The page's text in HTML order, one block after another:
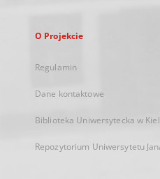
O Projekcie
Regulamin
Dane kontaktowe
Biblioteka Uniwersytecka w
Repozytorium Uniwersytetu